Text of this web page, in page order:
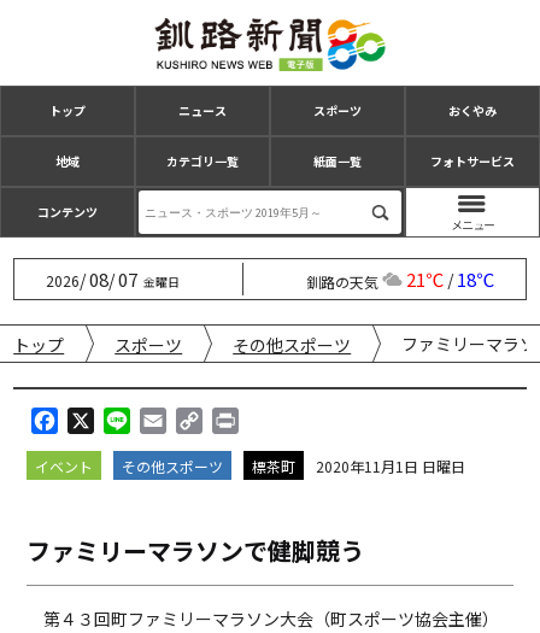
トップ ニュース スポーツ おくやみ
地域 カテゴリ一覧 紙面一覧 フォトサービス
コンテンツ
2026/08/07 金曜日 釧路の天気 21℃/18℃
トップ スポーツ その他スポーツ ファミリーマラ
a
c
o
o
k
i
n
m
a
o
p
i
n
r
i
イベント その他スポーツ 標茶町 2020年11月1日 日曜日
ファミリーマラソンで健脚競う
第４３回町ファミリーマラソン大会（町スポーツ協会主催）